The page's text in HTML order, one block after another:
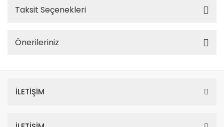
Taksit Seçenekleri
Önerileriniz
İLETİŞİM